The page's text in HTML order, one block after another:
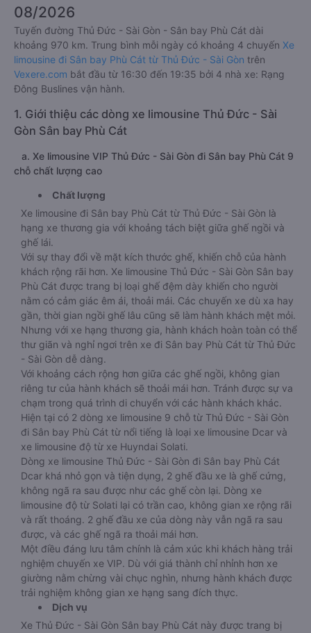
08/2026
Tuyến đường Thủ Đức - Sài Gòn - Sân bay Phù Cát dài
khoảng 970 km. Trung bình mỗi ngày có khoảng 4 chuyến Xe
limousine đi Sân bay Phù Cát từ Thủ Đức - Sài Gòn trên
Vexere.com bắt đầu từ 16:30 đến 19:35 bởi 4 nhà xe: Rạng
Đông Buslines vận hành.
1. Giới thiệu các dòng xe limousine Thủ Đức - Sài
Gòn Sân bay Phù Cát
a. Xe limousine VIP Thủ Đức - Sài Gòn đi Sân bay Phù Cát 9
chỗ chất lượng cao
Chất lượng
Xe limousine đi Sân bay Phù Cát từ Thủ Đức - Sài Gòn là
hạng xe thương gia với khoảng tách biệt giữa ghế ngồi và
ghế lái.
Với sự thay đổi về mặt kích thước ghế, khiến chỗ của hành
khách rộng rãi hơn. Xe limousine Thủ Đức - Sài Gòn Sân bay
Phù Cát được trang bị loại ghế đệm dày khiến cho người
nằm có cảm giác êm ái, thoải mái. Các chuyến xe dù xa hay
gần, thời gian ngồi ghế lâu cũng sẽ làm hành khách mệt mỏi.
Nhưng với xe hạng thương gia, hành khách hoàn toàn có thể
thư giãn và nghỉ ngơi trên xe đi Sân bay Phù Cát từ Thủ Đức
- Sài Gòn dễ dàng.
Với khoảng cách rộng hơn giữa các ghế ngồi, không gian
riêng tư của hành khách sẽ thoải mái hơn. Tránh được sự va
chạm trong quá trình di chuyển với các hành khách khác.
Hiện tại có 2 dòng xe limousine 9 chỗ từ Thủ Đức - Sài Gòn
đi Sân bay Phù Cát từ nổi tiếng là loại xe limousine Dcar và
xe limousine độ từ xe Huyndai Solati.
Dòng xe limousine Thủ Đức - Sài Gòn đi Sân bay Phù Cát
Dcar khá nhỏ gọn và tiện dụng, 2 ghế đầu xe là ghế cứng,
không ngã ra sau được như các ghế còn lại. Dòng xe
limousine độ từ Solati lại có trần cao, không gian xe rộng rãi
và rất thoáng. 2 ghế đầu xe của dòng này vẫn ngã ra sau
được, và các ghế ngã ra thoải mái hơn.
Một điều đáng lưu tâm chính là cảm xúc khi khách hàng trải
nghiệm chuyến xe VIP. Dù với giá thành chỉ nhỉnh hơn xe
giường nằm chừng vài chục nghìn, nhưng hành khách được
trải nghiệm không gian xe hạng sang đích thực.
Dịch vụ
Xe Thủ Đức - Sài Gòn Sân bay Phù Cát này được trang bị